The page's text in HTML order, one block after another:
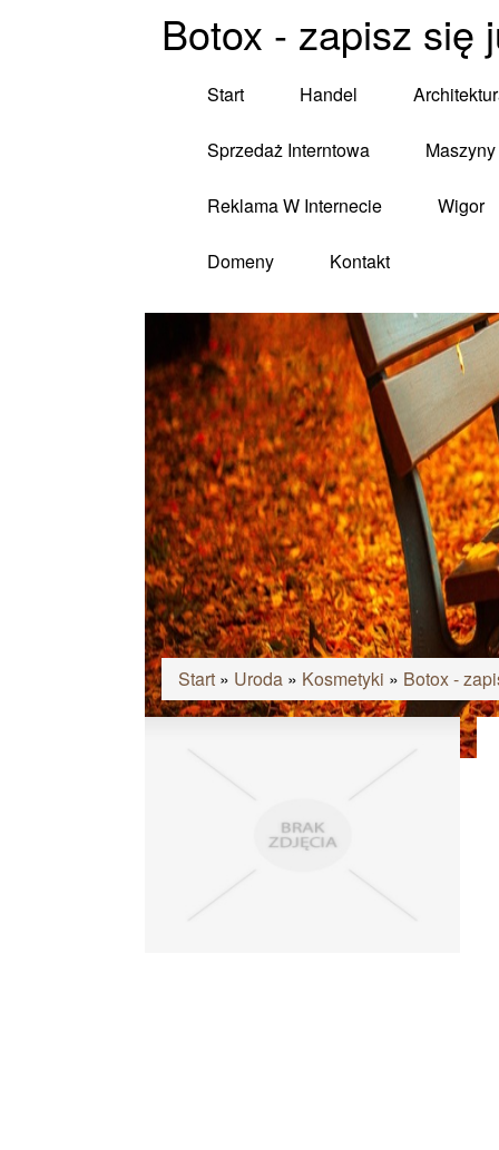
Botox - zapisz się
Start Handel
Sprzedaż Interntowa
Reklama W Internecie Wigor
Domeny Kontakt
Start » Uroda » Kosmetyki » Botox -